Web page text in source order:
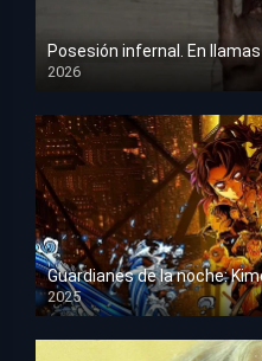
Posesión infernal. En llamas
2026
HD 1080p
2025
HD 1080p